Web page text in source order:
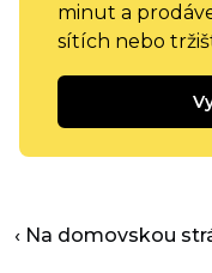
minut a
sítích nebo
‹ Na domovskou